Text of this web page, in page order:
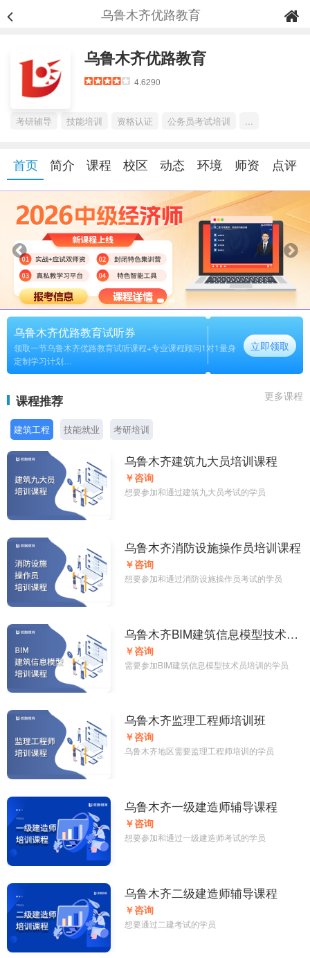
乌鲁木齐优路教育
乌鲁木齐优路教育
4.6290
考研辅导 技能培训 资格认证 公务员考试培训 ...
首页 简介 课程 校区 动态 环境 师资 点评
乌鲁木齐优路教育试听券
领取一节乌鲁木齐优路教育试听课程+专业课程顾问1对1量身
定制学习计划
长期
立即领取
课程推荐 更多课程
建筑工程 技能就业 考研培训
乌鲁木齐建筑九大员培训课程
￥咨询
想要参加和通过建筑九大员考试的学员
乌鲁木齐消防设施操作员培训课程
￥咨询
想要参加和通过消防设施操作员考试的学员
乌鲁木齐BIM建筑信息模型技术员
培训课程
￥咨询
需要参加BIM建筑信息模型技术员培训的学员
乌鲁木齐监理工程师培训班
￥咨询
乌鲁木齐地区需要监理工程师培训的学员
乌鲁木齐一级建造师辅导课程
￥咨询
想要参加和通过一级建造师考试的学员
乌鲁木齐二级建造师辅导课程
￥咨询
想要通过二建考试的学员